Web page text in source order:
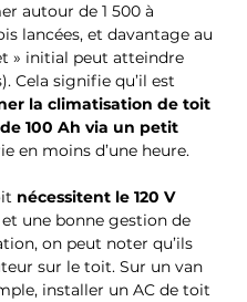
autour de 1 500 à
lancées, et davantage au
» initial peut atteindre
Cela signifie qu’il est
la climatisation de toit
100 Ah via un petit
en moins d’une heure.
nécessitent le 120 V
et une bonne gestion de
on peut noter qu’ils
sur le toit. Sur un van
installer un AC de toit